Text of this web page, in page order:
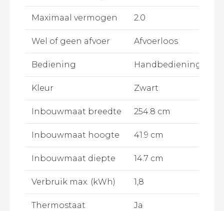
Maximaal vermogen 2.0
Wel of geen afvoer Afvoerloos
Bediening
Kleur Zwart
Inbouwmaat breedte 254.8 cm
Inbouwmaat hoogte 41.9 cm
Inbouwmaat diepte 14.7 cm
Verbruik max. (kWh) 1,8
Thermostaat Ja